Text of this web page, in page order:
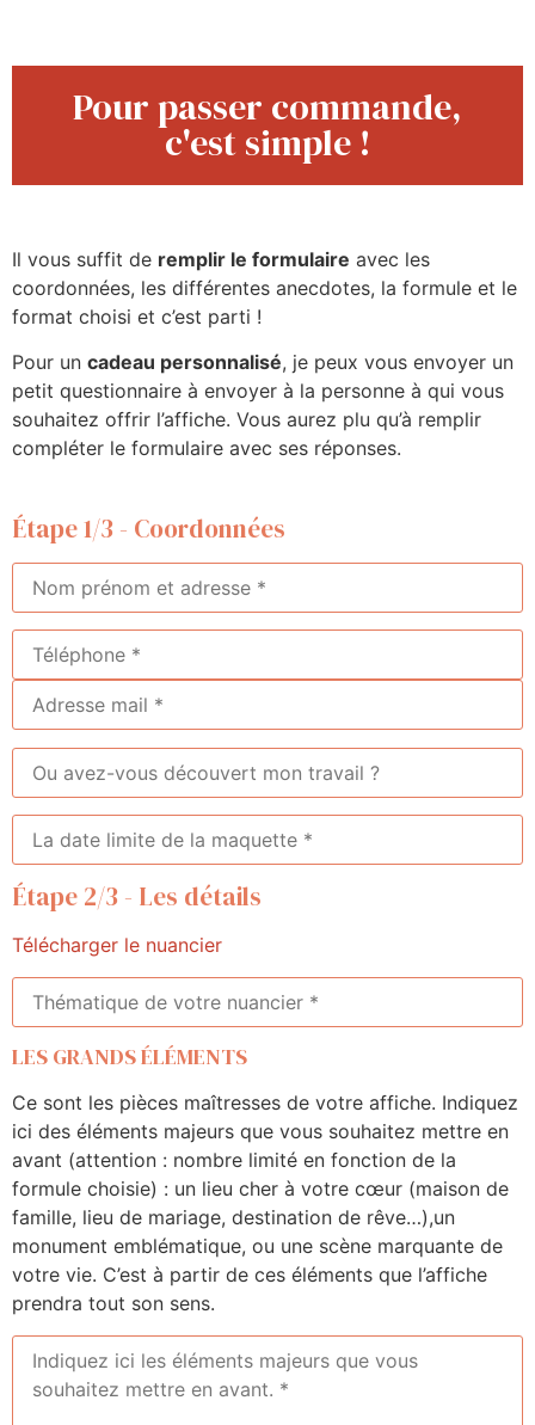
Pour passer commande,
c'est simple !
Il vous suffit de remplir le formulaire avec les
coordonnées, les différentes anecdotes, la formule et le
format choisi et c’est parti !
Pour un cadeau personnalisé, je peux vous envoyer un
petit questionnaire à envoyer à la personne à qui vous
souhaitez offrir l’affiche. Vous aurez plu qu’à remplir
compléter le formulaire avec ses réponses.
Étape 1/3 - Coordonnées
Étape 2/3 - Les détails
Télécharger le nuancier
LES GRANDS ÉLÉMENTS
Ce sont les pièces maîtresses de votre affiche. Indiquez
ici des éléments majeurs que vous souhaitez mettre en
avant (attention : nombre limité en fonction de la
formule choisie) : un lieu cher à votre cœur (maison de
famille, lieu de mariage, destination de rêve…),un
monument emblématique, ou une scène marquante de
votre vie. C’est à partir de ces éléments que l’affiche
prendra tout son sens.